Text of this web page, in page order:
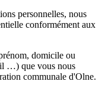
personnelles, nous
conformément aux
domicile ou
…) que vous nous
communale d'Olne.